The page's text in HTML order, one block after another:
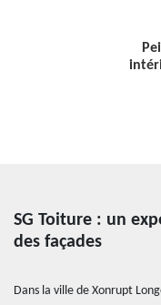
SG Toiture : un
des façades
Dans la ville de Xonrupt